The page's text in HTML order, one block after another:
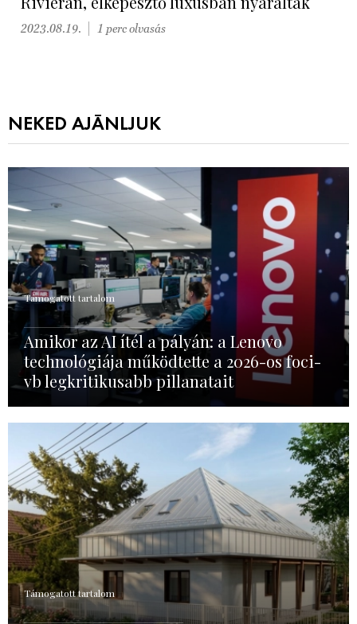
2023.08.19. 1 perc olvasás
NEKED AJÁNLJUK
Támogatott tartalom
Amikor az AI ítél a pályán: a Lenovo
technológiája működtette a 2026-os foci-
vb legkritikusabb pillanatait
Támogatott tartalom